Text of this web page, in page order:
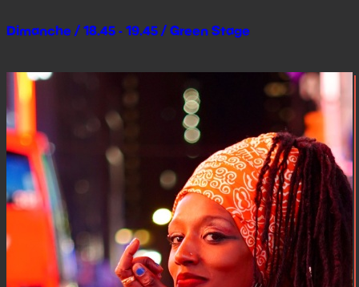
Dimanche / 18.45 - 19.45 / Green Stage